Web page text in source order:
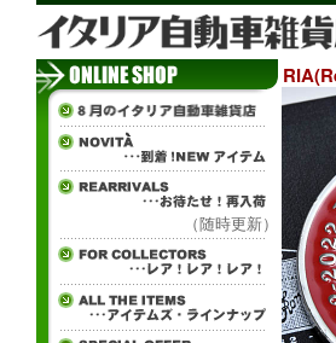
（随時更新）